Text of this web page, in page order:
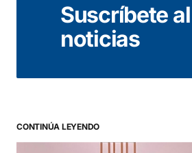
Suscríbete
noticias
CONTINÚA LEYENDO